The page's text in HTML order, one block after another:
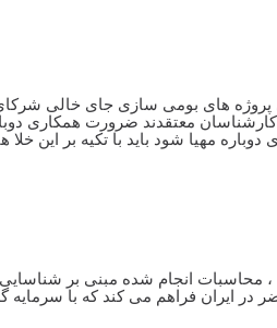
پروژه های بومی سازی جای خالی
معتقدند ضرورت همکاری
مهیا شود باید با تکیه بر این خلا
بزرگ ، محاسبات انجام شده مبنی بر شناسایی
در ایران فراهم می کند که با سرمایه